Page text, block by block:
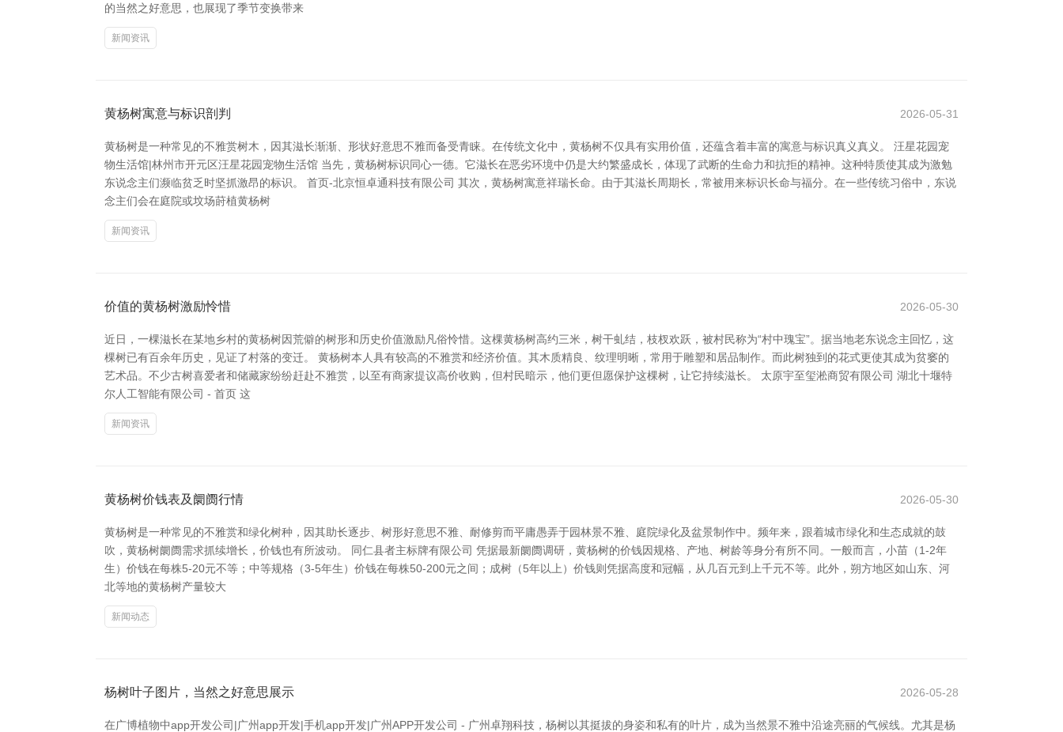
的当然之好意思，也展现了季节变换带来
新闻资讯
黄杨树寓意与标识剖判 2026-05-31
黄杨树是一种常见的不雅赏树木，因其滋长渐渐、形状好意思不雅而备受青睐。在传统文化中，黄杨树不仅具有实用价值，还蕴含着丰富的寓意与标识真义真义。 汪星花园宠
物生活馆|林州市开元区汪星花园宠物生活馆 当先，黄杨树标识同心一德。它滋长在恶劣环境中仍是大约繁盛成长，体现了武断的生命力和抗拒的精神。这种特质使其成为激勉
东说念主们濒临贫乏时坚抓激昂的标识。 首页-北京恒卓通科技有限公司 其次，黄杨树寓意祥瑞长命。由于其滋长周期长，常被用来标识长命与福分。在一些传统习俗中，东说
念主们会在庭院或坟场莳植黄杨树
新闻资讯
价值的黄杨树激励怜惜 2026-05-30
近日，一棵滋长在某地乡村的黄杨树因荒僻的树形和历史价值激励凡俗怜惜。这棵黄杨树高约三米，树干虬结，枝杈欢跃，被村民称为“村中瑰宝”。据当地老东说念主回忆，这
棵树已有百余年历史，见证了村落的变迁。 黄杨树本人具有较高的不雅赏和经济价值。其木质精良、纹理明晰，常用于雕塑和居品制作。而此树独到的花式更使其成为贫窭的
艺术品。不少古树喜爱者和储藏家纷纷赶赴不雅赏，以至有商家提议高价收购，但村民暗示，他们更但愿保护这棵树，让它持续滋长。 太原宇至玺淞商贸有限公司 湖北十堰特
尔人工智能有限公司 - 首页 这
新闻资讯
黄杨树价钱表及阛阓行情 2026-05-30
黄杨树是一种常见的不雅赏和绿化树种，因其助长逐步、树形好意思不雅、耐修剪而平庸愚弄于园林景不雅、庭院绿化及盆景制作中。频年来，跟着城市绿化和生态成就的鼓
吹，黄杨树阛阓需求抓续增长，价钱也有所波动。 同仁县者主标牌有限公司 凭据最新阛阓调研，黄杨树的价钱因规格、产地、树龄等身分有所不同。一般而言，小苗（1-2年
生）价钱在每株5-20元不等；中等规格（3-5年生）价钱在每株50-200元之间；成树（5年以上）价钱则凭据高度和冠幅，从几百元到上千元不等。此外，朔方地区如山东、河
北等地的黄杨树产量较大
新闻动态
杨树叶子图片，当然之好意思展示 2026-05-28
在广博植物中app开发公司|广州app开发|手机app开发|广州APP开发公司 - 广州卓翔科技，杨树以其挺拔的身姿和私有的叶片，成为当然景不雅中沿途亮丽的气候线。尤其是杨